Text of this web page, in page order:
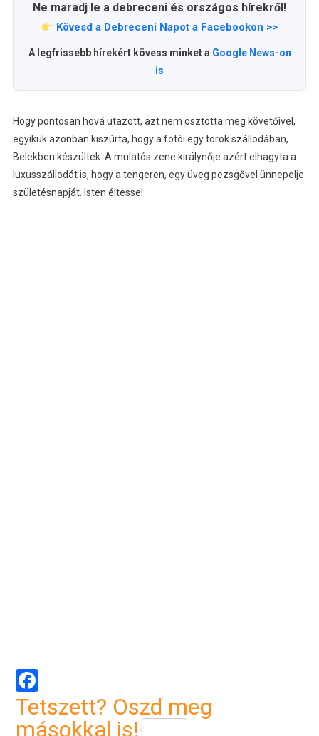
Ne maradj le a debreceni és országos hírekről!
Kövesd a Debreceni Napot a Facebookon >>
A legfrissebb hírekért kövess minket a Google News-on
is
Hogy pontosan hová utazott, azt nem osztotta meg követőivel,
egyikük azonban kiszúrta, hogy a fotói egy török szállodában,
Belekben készültek. A mulatós zene királynője azért elhagyta a
luxusszállodát is, hogy a tengeren, egy üveg pezsgővel ünnepelje
születésnapját. Isten éltesse!
Facebook
Tetszett? Oszd meg
másokkal is!